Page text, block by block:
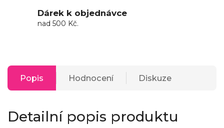
Dárek k objednávce
nad 500 Kč.
Popis Hodnocení Diskuze
Detailní popis produktu